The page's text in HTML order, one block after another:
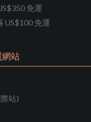
免運
US$100 免運
站
站)